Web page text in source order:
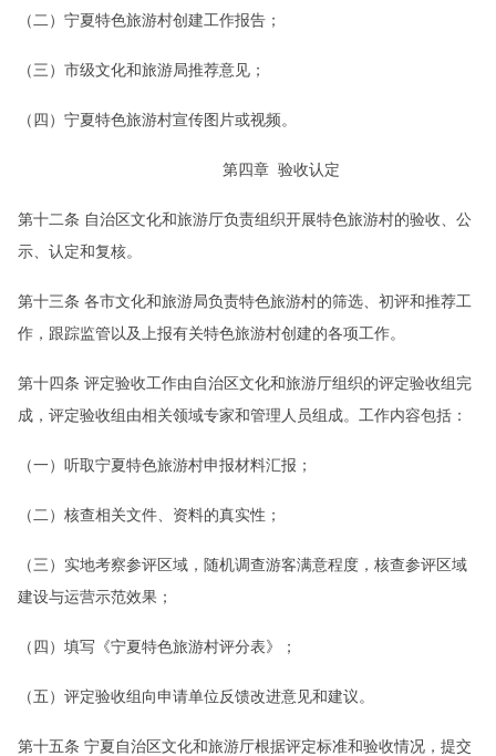
（二）宁夏特色旅游村创建工作报告；
（三）市级文化和旅游局推荐意见；
（四）宁夏特色旅游村宣传图片或视频。
第四章 验收认定
第十二条 自治区文化和旅游厅负责组织开展特色旅游村的验收、公
示、认定和复核。
第十三条 各市文化和旅游局负责特色旅游村的筛选、初评和推荐工
作，跟踪监管以及上报有关特色旅游村创建的各项工作。
第十四条 评定验收工作由自治区文化和旅游厅组织的评定验收组完
成，评定验收组由相关领域专家和管理人员组成。工作内容包括：
（一）听取宁夏特色旅游村申报材料汇报；
（二）核查相关文件、资料的真实性；
（三）实地考察参评区域，随机调查游客满意程度，核查参评区域
建设与运营示范效果；
（四）填写《宁夏特色旅游村评分表》；
（五）评定验收组向申请单位反馈改进意见和建议。
第十五条 宁夏自治区文化和旅游厅根据评定标准和验收情况，提交